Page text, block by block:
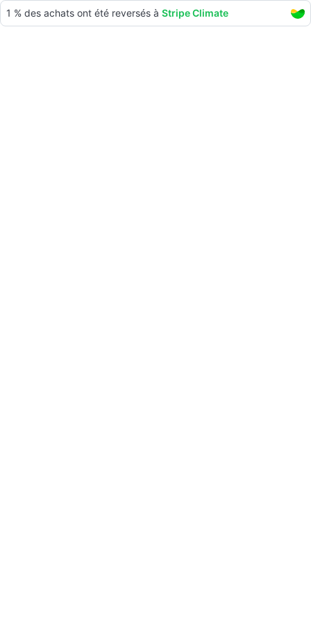
1 % des achats ont été reversés à Stripe Climate